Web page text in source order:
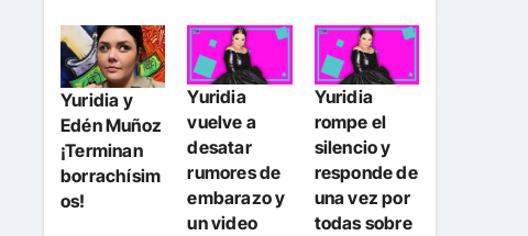
Yuridia y
Edén Muñoz
¡Terminan
borrachísim
os!
Yuridia
vuelve a
desatar
rumores de
embarazo y
un video
Yuridia
rompe el
silencio y
responde de
una vez por
todas sobre